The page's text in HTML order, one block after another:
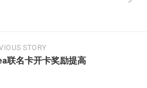
STORY
联名卡开卡奖励提高